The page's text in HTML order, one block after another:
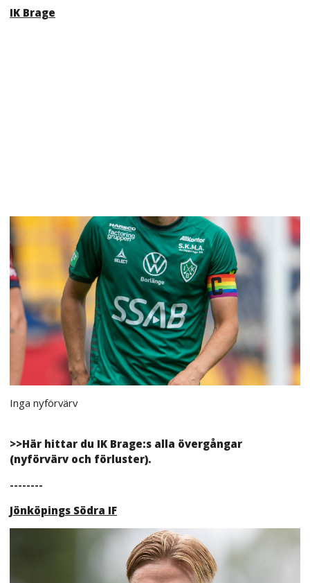
IK Brage
Inga nyförvärv
>>Här hittar du IK Brage:s alla övergångar
(nyförvärv och förluster).
--------
Jönköpings Södra IF